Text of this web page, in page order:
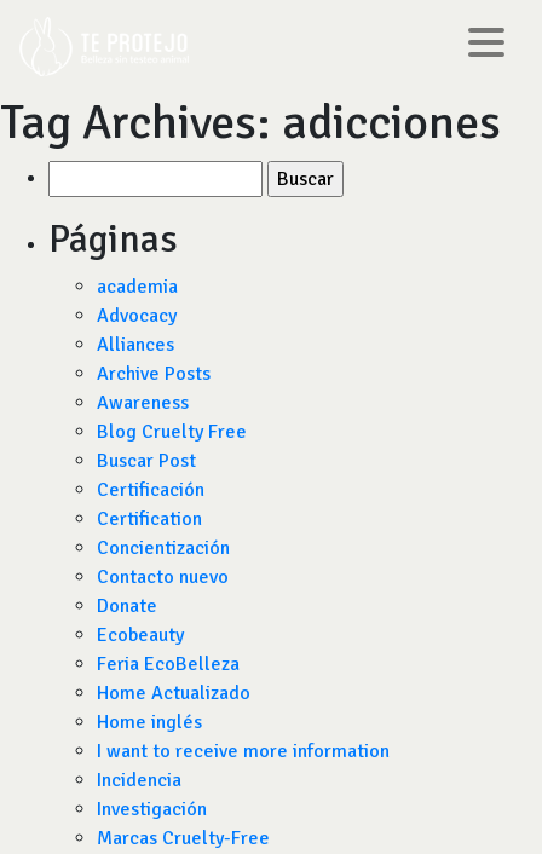
Tag Archives: adicciones
por:
Páginas
academia
Advocacy
Alliances
Archive Posts
Awareness
Blog Cruelty Free
Buscar Post
Certificación
Certification
Concientización
Contacto nuevo
Donate
Ecobeauty
Feria EcoBelleza
Home Actualizado
Home inglés
I want to receive more information
Incidencia
Investigación
Marcas Cruelty-Free